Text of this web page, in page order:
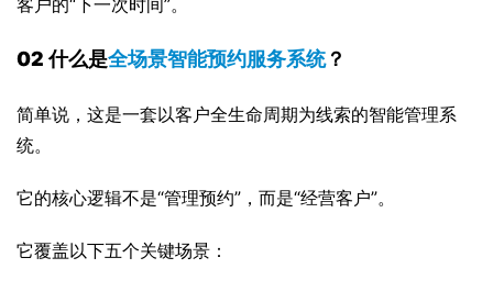
客户的“下一次时间”。
02 什么是全场景智能预约服务系统？
简单说，这是一套以客户全生命周期为线索的智能管理系
统。
它的核心逻辑不是“管理预约”，而是“经营客户”。
它覆盖以下五个关键场景：